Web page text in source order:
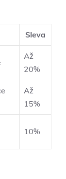
Sleva
Až
20%
Až
15%
10%